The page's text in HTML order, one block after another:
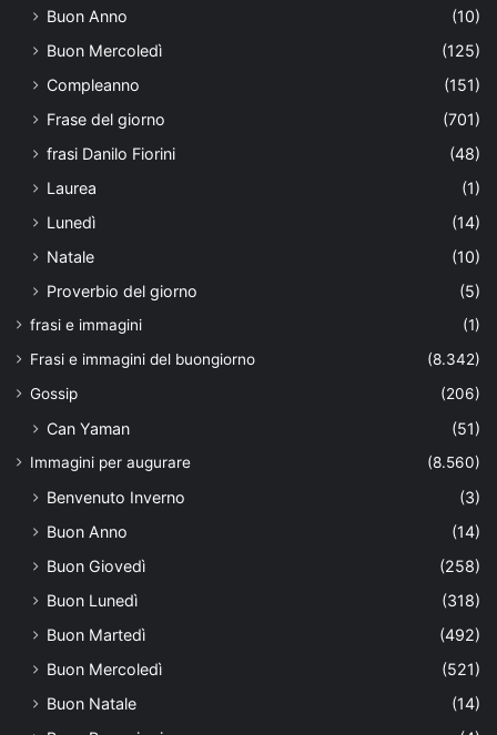
Buon Anno
(10)
Buon Mercoledì
(125)
Compleanno
(151)
Frase del giorno
(701)
frasi Danilo Fiorini
(48)
Laurea
(1)
Lunedì
(14)
Natale
(10)
Proverbio del giorno
(5)
frasi e immagini
(1)
Frasi e immagini del buongiorno
(8.342)
Gossip
(206)
Can Yaman (51)
Immagini per augurare (8.560)
Benvenuto Inverno
(3)
Buon Anno
(14)
Buon Giovedì
(258)
Buon Lunedì
(318)
Buon Martedì
(492)
Buon Mercoledì
(521)
Buon Natale
(14)